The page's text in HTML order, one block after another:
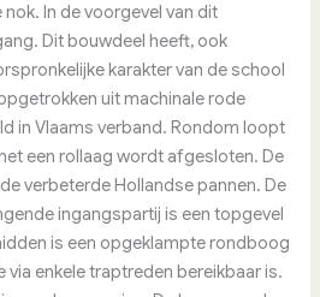
In de voorgevel van dit
Dit bouwdeel heeft, ook
karakter van de school
uit machinale rode
in Vlaams verband. Rondom loopt
een rollaag wordt afgesloten. De
verbeterde Hollandse pannen. De
ingangspartij is een topgevel
is een opgeklampte rondboog
enkele traptreden bereikbaar is.